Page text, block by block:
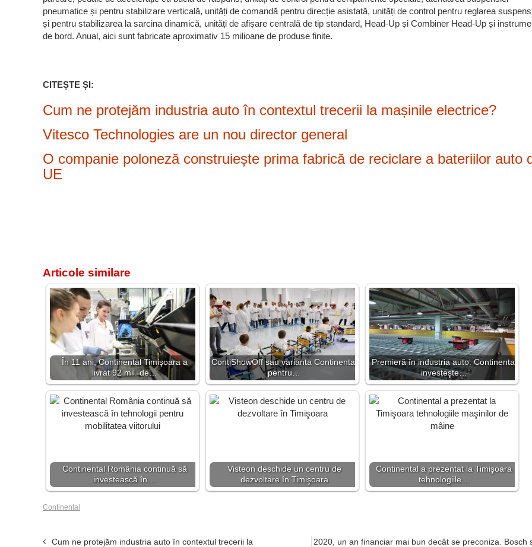
pneumatice și pentru stabilizare verticală, unități de comandă pentru direcție asistată, unități de control pentru reglarea
și pentru stabilizarea la sarcina dinamică, unități de afișare centrală de tip standard, Head-Up și Combiner Head-Up și
de bord. Anual, aici sunt fabricate aproximativ 15 milioane de produse finite.
CITEȘTE ȘI:
Cum ne protejăm industria auto în contextul trecerii la mașinile electrice?
Vitesco Technologies are un nou director general
O companie poloneză construiește prima fabrică de reciclare a bateriilor auto
UE
Articole similare
În 11 ani, Continental Timişoara a
livrat 92 mil. de…
ContiShowOff sau varianta Continental
pentru…
Premieră în industria auto. Continental
investeşte…
Continental România continuă să
investească în…
Visteon deschide un centru de
dezvoltare în Timişoara
Continental a prezentat la Timişoara
tehnologiile…
Continental
Cum ne protejăm industria auto în contextul trecerii la
2020, un an financiar mai bun decât se preconiza. Bosch